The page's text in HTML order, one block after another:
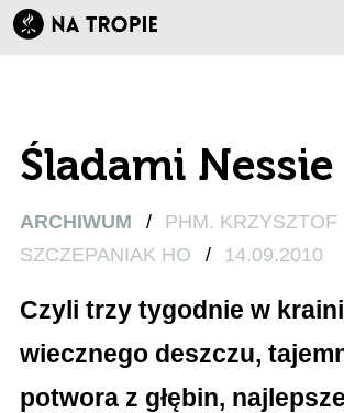
Śladami Nessie
ARCHIWUM /
PHM. KRZYSZTOF
SZCZEPANIAK HO
/ 14.09.2010
Czyli trzy tygodnie w
wiecznego deszczu,
potwora z głębin,